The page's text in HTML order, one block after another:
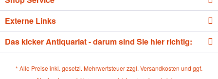
Externe Links
Das kicker Antiquariat - darum sind Sie hier richtig:
* Alle Preise inkl. gesetzl. Mehrwertsteuer zzgl. Versandkosten und ggf.